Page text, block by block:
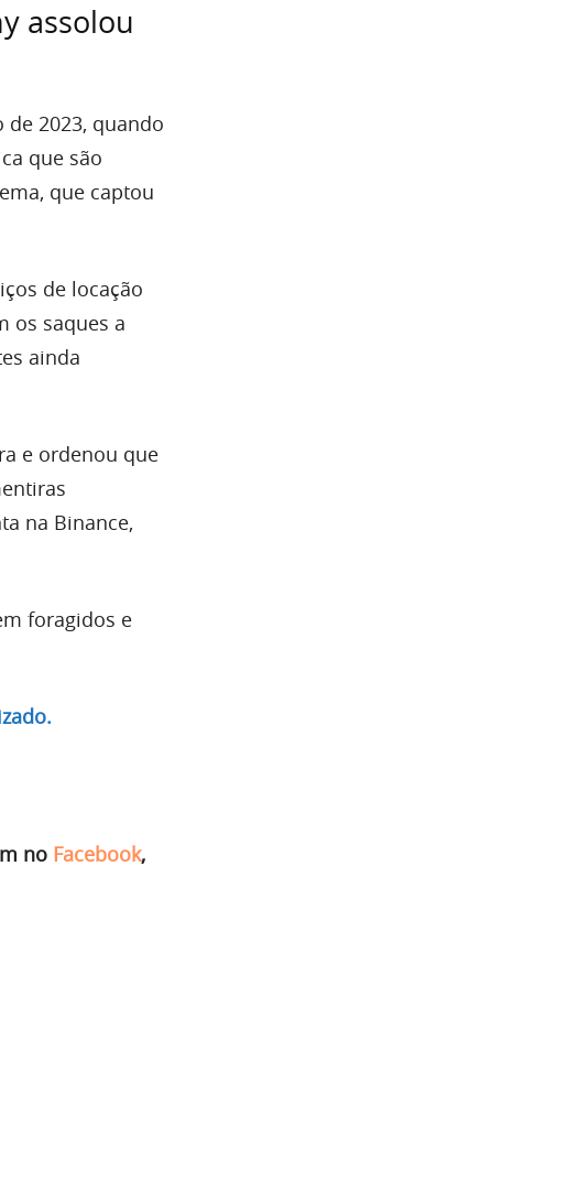
assolou
2023, quando
que são
que captou
de locação
os saques a
ainda
e ordenou que
na Binance,
foragidos e
no Facebook,